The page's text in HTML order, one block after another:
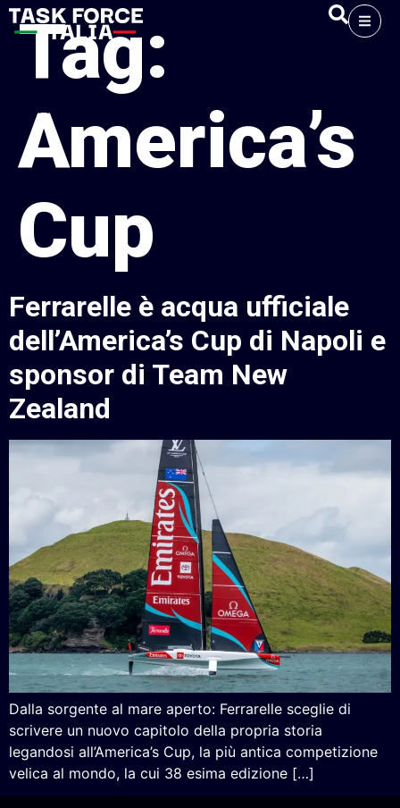
Tag:
America’s
Cup
Ferrarelle è acqua ufficiale
dell’America’s Cup di Napoli e
sponsor di Team New
Zealand
Dalla sorgente al mare aperto: Ferrarelle sceglie di
scrivere un nuovo capitolo della propria storia
legandosi all’America’s Cup, la più antica competizione
velica al mondo, la cui 38 esima edizione […]